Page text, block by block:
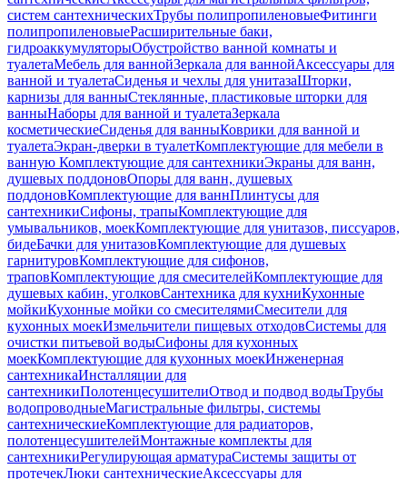
систем сантехническихТрубы полипропиленовыеФитинги
полипропиленовыеРасширительные баки,
гидроаккумуляторыОбустройство ванной комнаты и
туалетаМебель для ваннойЗеркала для ваннойАксессуары для
ванной и туалетаСиденья и чехлы для унитазаШторки,
карнизы для ванныСтеклянные, пластиковые шторки для
ванныНаборы для ванной и туалетаЗеркала
косметическиеСиденья для ванныКоврики для ванной и
туалетаЭкран-дверки в туалетКомплектующие для мебели в
ванную Комплектующие для сантехникиЭкраны для ванн,
душевых поддоновОпоры для ванн, душевых
поддоновКомплектующие для ваннПлинтусы для
сантехникиСифоны, трапыКомплектующие для
умывальников, моекКомплектующие для унитазов, писсуаров,
бидеБачки для унитазовКомплектующие для душевых
гарнитуровКомплектующие для сифонов,
траповКомплектующие для смесителейКомплектующие для
душевых кабин, уголковСантехника для кухниКухонные
мойкиКухонные мойки со смесителямиСмесители для
кухонных моекИзмельчители пищевых отходовСистемы для
очистки питьевой водыСифоны для кухонных
моекКомплектующие для кухонных моекИнженерная
сантехникаИнсталляции для
сантехникиПолотенцесушителиОтвод и подвод водыТрубы
водопроводныеМагистральные фильтры, системы
сантехническиеКомплектующие для радиаторов,
полотенцесушителейМонтажные комплекты для
сантехникиРегулирующая арматураСистемы защиты от
протечекЛюки сантехническиеАксессуары для